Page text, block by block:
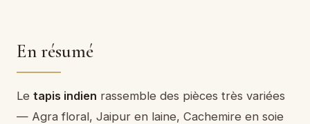
En résumé
Le tapis indien rassemble des pièces très variées
— Agra floral, Jaipur en laine, Cachemire en soie